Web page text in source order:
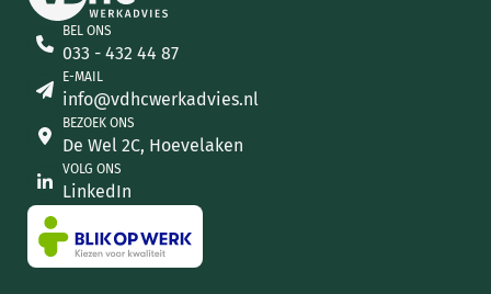
BEL ONS
033 - 432 44 87
E-MAIL
info@vdhcwerkadvies.nl
BEZOEK ONS
De Wel 2C, Hoevelaken
VOLG ONS
LinkedIn